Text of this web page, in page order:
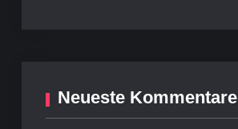
Neueste Kommentare